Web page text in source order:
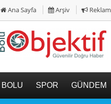
Ana Sayfa Arşiv Reklam
BOLU SPOR GÜNDEM